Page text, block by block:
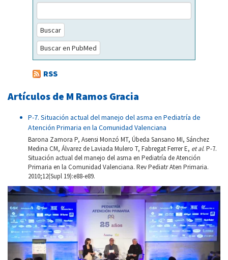
Buscar
Buscar en PubMed
RSS
Artículos de M Ramos Gracia
P-7. Situación actual del manejo del asma en Pediatría de
Atención Primaria en la Comunidad Valenciana
Barona Zamora P, Asensi Monzó MT, Úbeda Sansano MI, Sánchez
Medina CM, Álvarez de Laviada Mulero T, Fabregat Ferrer E, et al. P-7.
Situación actual del manejo del asma en Pediatría de Atención
Primaria en la Comunidad Valenciana. Rev Pediatr Aten Primaria.
2010;12(Supl 19):e88-e89.